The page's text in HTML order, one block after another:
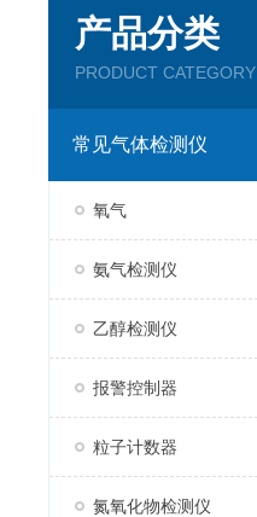
产品分类
PRODUCT CATEGORY
常见气体检测仪
氧气
氨气检测仪
乙醇检测仪
报警控制器
粒子计数器
氮氧化物检测仪